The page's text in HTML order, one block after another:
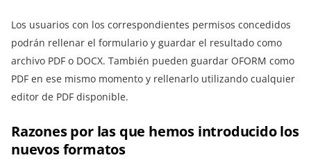
Los usuarios con los correspondientes permisos concedidos
podrán rellenar el formulario y guardar el resultado como
archivo PDF o DOCX. También pueden guardar OFORM como
PDF en ese mismo momento y rellenarlo utilizando cualquier
editor de PDF disponible.
Razones por las que hemos introducido los
nuevos formatos